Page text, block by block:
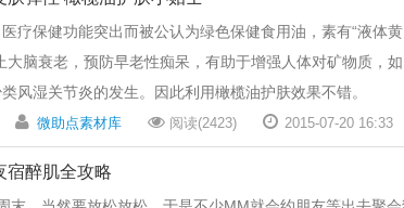
疗保健功能突出而被公认为绿色保健食用油，素有“液体黄
大脑衰老，预防早老性痴呆，有助于增强人体对矿物质，如
风湿关节炎的发生。因此利用橄榄油护肤效果不错。
微助点素材库 阅读(2423) 2015-07-20 16:33
宿醉肌全攻略